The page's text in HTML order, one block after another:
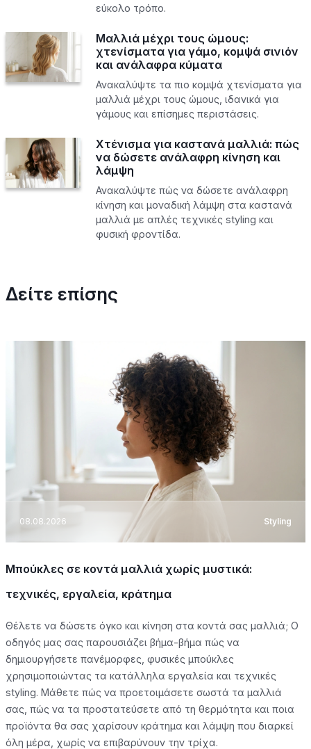
εύκολο τρόπο.
Μαλλιά μέχρι τους ώμους:
χτενίσματα για γάμο, κομψά σινιόν
και ανάλαφρα κύματα
Ανακαλύψτε τα πιο κομψά χτενίσματα για
μαλλιά μέχρι τους ώμους, ιδανικά για
γάμους και επίσημες περιστάσεις.
Χτένισμα για καστανά μαλλιά: πώς
να δώσετε ανάλαφρη κίνηση και
λάμψη
Ανακαλύψτε πώς να δώσετε ανάλαφρη
κίνηση και μοναδική λάμψη στα καστανά
μαλλιά με απλές τεχνικές styling και
φυσική φροντίδα.
Δείτε επίσης
08.08.2026 Styling
Μπούκλες σε κοντά μαλλιά χωρίς μυστικά:
τεχνικές, εργαλεία, κράτημα
Θέλετε να δώσετε όγκο και κίνηση στα κοντά σας μαλλιά; Ο
οδηγός μας σας παρουσιάζει βήμα-βήμα πώς να
δημιουργήσετε πανέμορφες, φυσικές μπούκλες
χρησιμοποιώντας τα κατάλληλα εργαλεία και τεχνικές
styling. Μάθετε πώς να προετοιμάσετε σωστά τα μαλλιά
σας, πώς να τα προστατεύσετε από τη θερμότητα και ποια
προϊόντα θα σας χαρίσουν κράτημα και λάμψη που διαρκεί
όλη μέρα, χωρίς να επιβαρύνουν την τρίχα.